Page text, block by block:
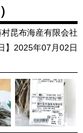
村昆布海産有限会社
】2025年07月02日